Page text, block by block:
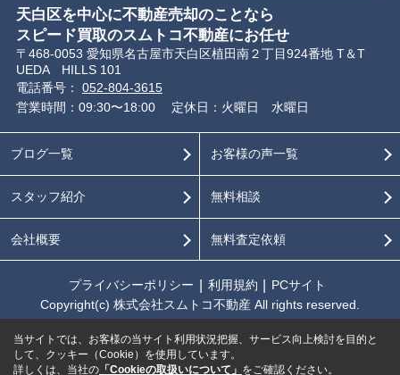
天白区を中心に不動産売却のことなら
スピード買取のスムトコ不動産にお任せ
〒468-0053 愛知県名古屋市天白区植田南２丁目924番地 T＆T
UEDA HILLS 101
電話番号： 052-804-3615
営業時間：09:30〜18:00
定休日：火曜日 水曜日
ブログ一覧
スタッフ紹介
会社概要
お客様の声一覧
無料相談
無料査定依頼
プライバシーポリシー 利用規約
PCサイト
Copyright(c) 株式会社スムトコ不動産 All rights reserved.
当サイトでは、お客様の当サイト利用状況把握、サービス向上検討を目的と
して、クッキー（Cookie）を使用しています。
詳しくは、当社の 「Cookieの取扱いについて」 をご確認ください。